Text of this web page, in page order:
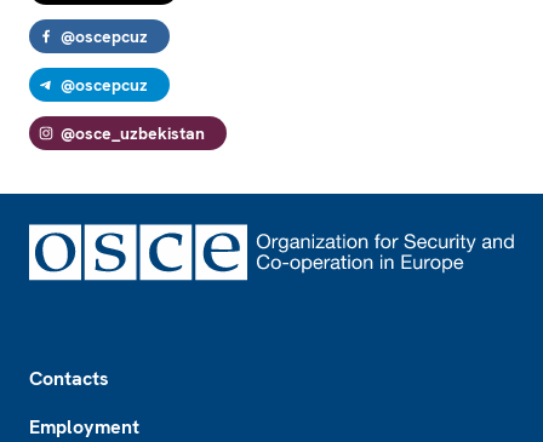
@oscepcuz
@oscepcuz
@osce_uzbekistan
Contacts
Employment